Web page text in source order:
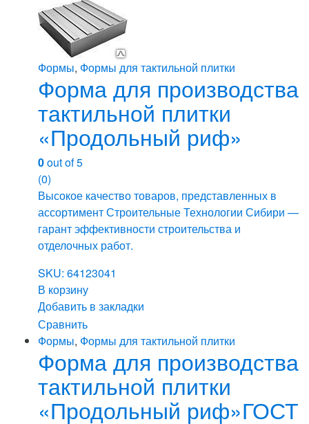
Формы, Формы для тактильной плитки
Форма для производства
тактильной плитки
«Продольный риф»
0out of 5
(0)
Высокое качество товаров, представленных в
ассортимент Строительные Технологии Сибири —
гарант эффективности строительства и
отделочных работ.
SKU: 64123041
В корзину
Добавить в закладки
Сравнить
Формы, Формы для тактильной плитки
Форма для производства
тактильной плитки
«Продольный риф»ГОСТ